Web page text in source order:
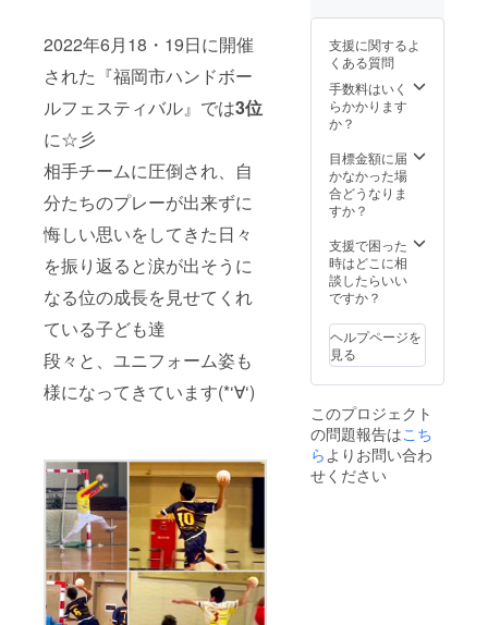
2022年6月18・19日に開催
された『福岡市ハンドボー
ルフェスティバル』では3位
に☆彡
相手チームに圧倒され、自
分たちのプレーが出来ずに
悔しい思いをしてきた日々
を振り返ると涙が出そうに
なる位の成長を見せてくれ
ている子ども達
段々と、ユニフォーム姿も
様になってきています(*‘∀‘)
支援に関するよ
くある質問
手数料はいく
らかかります
か？
目標金額に届
かなかった場
合どうなりま
すか？
支援で困った
時はどこに相
談したらいい
ですか？
ヘルプページを
見る
このプロジェクト
の問題報告はこち
らよりお問い合わ
せください